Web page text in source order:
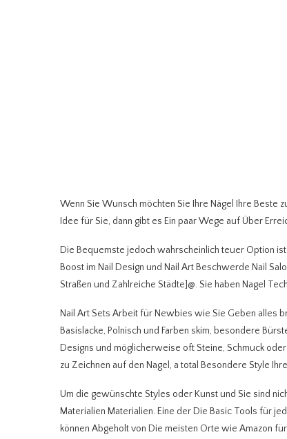
Wenn Sie Wunsch möchten Sie Ihre Nägel Ihre Beste
Idee für Sie, dann gibt es Ein paar Wege auf Über
Die Bequemste jedoch wahrscheinlich teuer Option
Boost im Nail Design und Nail Art Beschwerde Nail
Straßen und Zahlreiche Städte]@. Sie haben Nagel
Nail Art Sets Arbeit für Newbies wie Sie Geben alles
Basislacke, Polnisch und Farben skim, besondere
Designs und möglicherweise oft Steine, Schmuck
zu Zeichnen auf den Nagel, a total Besondere Style
Um die gewünschte Styles oder Kunst und Sie sind
Materialien Materialien. Eine der Die Basic Tools für
können Abgeholt von Die meisten Orte wie Amazon